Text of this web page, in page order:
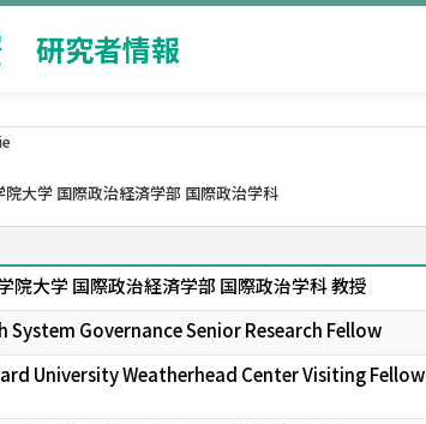
研究者情報
院大学 国際政治経済学部 国際政治学科
院大学 国際政治経済学部 国際政治学科 教授
System Governance Senior Research Fellow
University Weatherhead Center Visiting Fellow